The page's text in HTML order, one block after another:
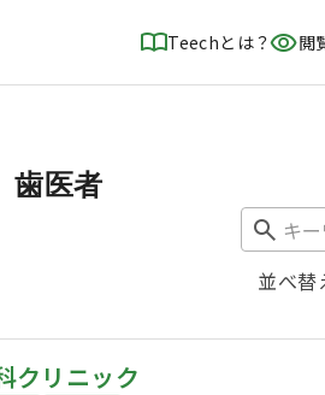
Teechとは？ 閲
歯医者
並べ替
クリニック